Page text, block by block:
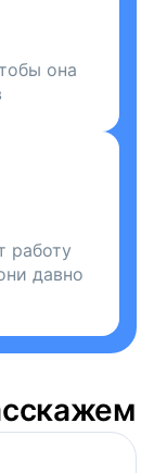
она
работу
давно